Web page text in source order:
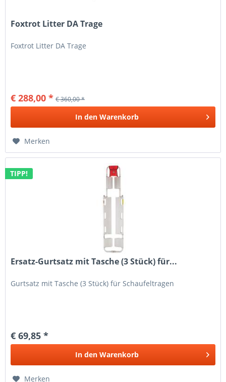
Foxtrot Litter DA Trage
Foxtrot Litter DA Trage
€ 288,00 * € 360,00 *
In den Warenkorb
Merken
TIPP!
Ersatz-Gurtsatz mit Tasche (3 Stück) für...
Gurtsatz mit Tasche (3 Stück) für Schaufeltragen
€ 69,85 *
In den Warenkorb
Merken